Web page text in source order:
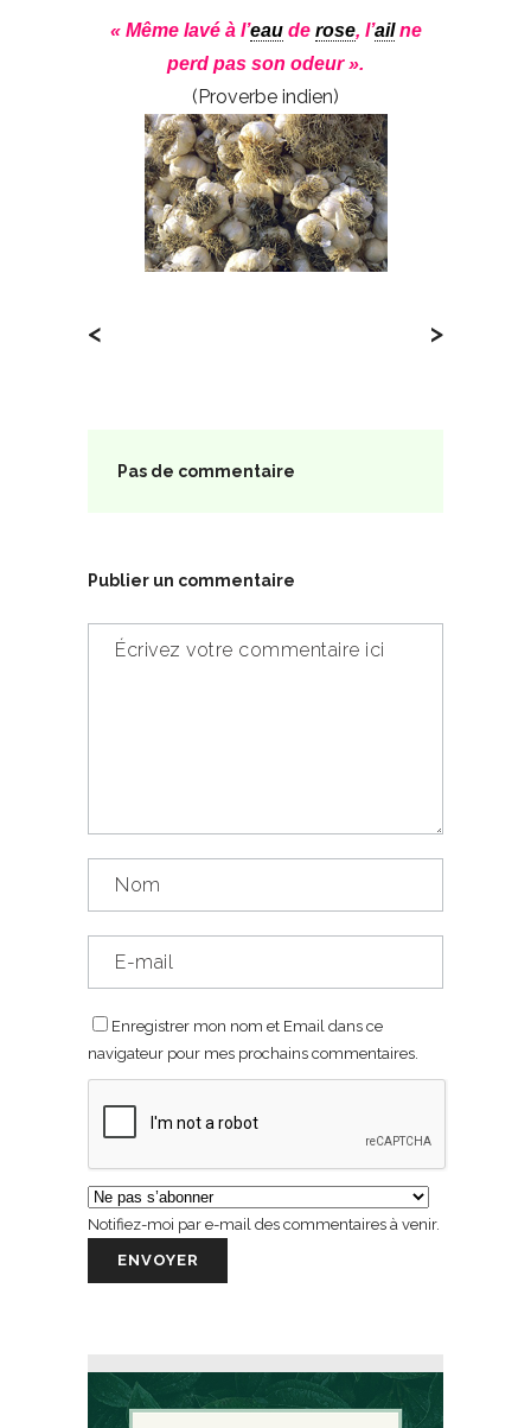
« Même lavé à l’eaude rose, l’ailne
perd pas son odeur ».
(Proverbe indien)
< >
Pas de commentaire
Publier un commentaire
Enregistrer mon nom et Email dans ce
navigateur pour mes prochains commentaires.
Notifiez-moi par e-mail des commentaires à venir.